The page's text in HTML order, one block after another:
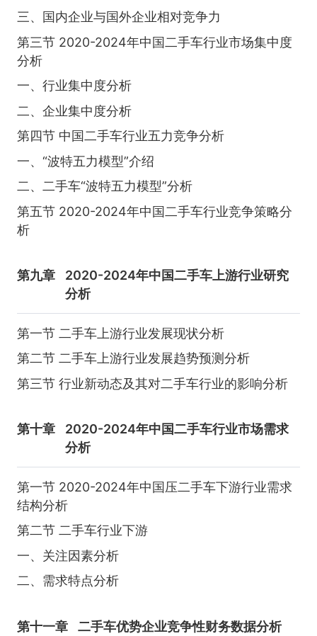
三、国内企业与国外企业相对竞争力
第三节 2020-2024年中国二手车行业市场集中度
分析
一、行业集中度分析
二、企业集中度分析
第四节 中国二手车行业五力竞争分析
一、“波特五力模型”介绍
二、二手车“波特五力模型”分析
第五节 2020-2024年中国二手车行业竞争策略分
析
第九章
2020-2024年中国二手车上游行业研究
分析
第一节 二手车上游行业发展现状分析
第二节 二手车上游行业发展趋势预测分析
第三节 行业新动态及其对二手车行业的影响分析
第十章
2020-2024年中国二手车行业市场需求
分析
第一节 2020-2024年中国压二手车下游行业需求
结构分析
第二节 二手车行业下游
一、关注因素分析
二、需求特点分析
第十一章 二手车优势企业竞争性财务数据分析